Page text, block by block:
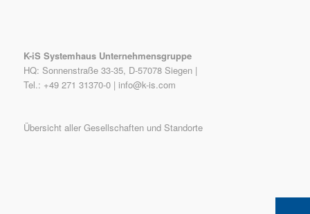
K-iS Systemhaus Unternehmensgruppe
HQ: Sonnenstraße 33-35, D-57078 Siegen |
Tel.: +49 271 31370-0 | info@k-is.com
Übersicht aller Gesellschaften und Standorte